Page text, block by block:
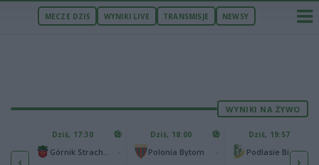
MECZE DZIŚ WYNIKI LIVE TRANSMISJE NEWSY
WYNIKI NA ŻYWO
‹
65
Dziś, 17:30 Dziś, 18:00
Polonia Bytom
Dziś, 19:57
Podlasie Biała Podlaska
›